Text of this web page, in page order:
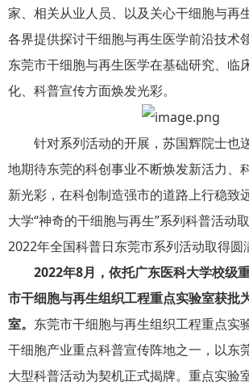
家、相关从业人员、以及关心干细胞与再
各界提供探讨干细胞与再生医学前沿技术
东莞市干细胞与再生医学在基础研究、临
化、科普宣传方面焕发光彩。
针对系列活动的开展，苏国辉院士也
地期待东莞的科创事业不断焕发新活力、
新光彩，在科创制造强市的道路上行稳致
大学“神奇的干细胞与再生”系列科普活动
2022年全国科普日东莞市系列活动取得圆
2022年8月，依托广东医科大学校级
市干细胞与再生组织工程重点实验室获批
室。 东莞市干细胞与再生组织工程重点实
干细胞产业重点科普宣传阵地之一，以东
大型科普活动为契机正式揭牌。重点实验